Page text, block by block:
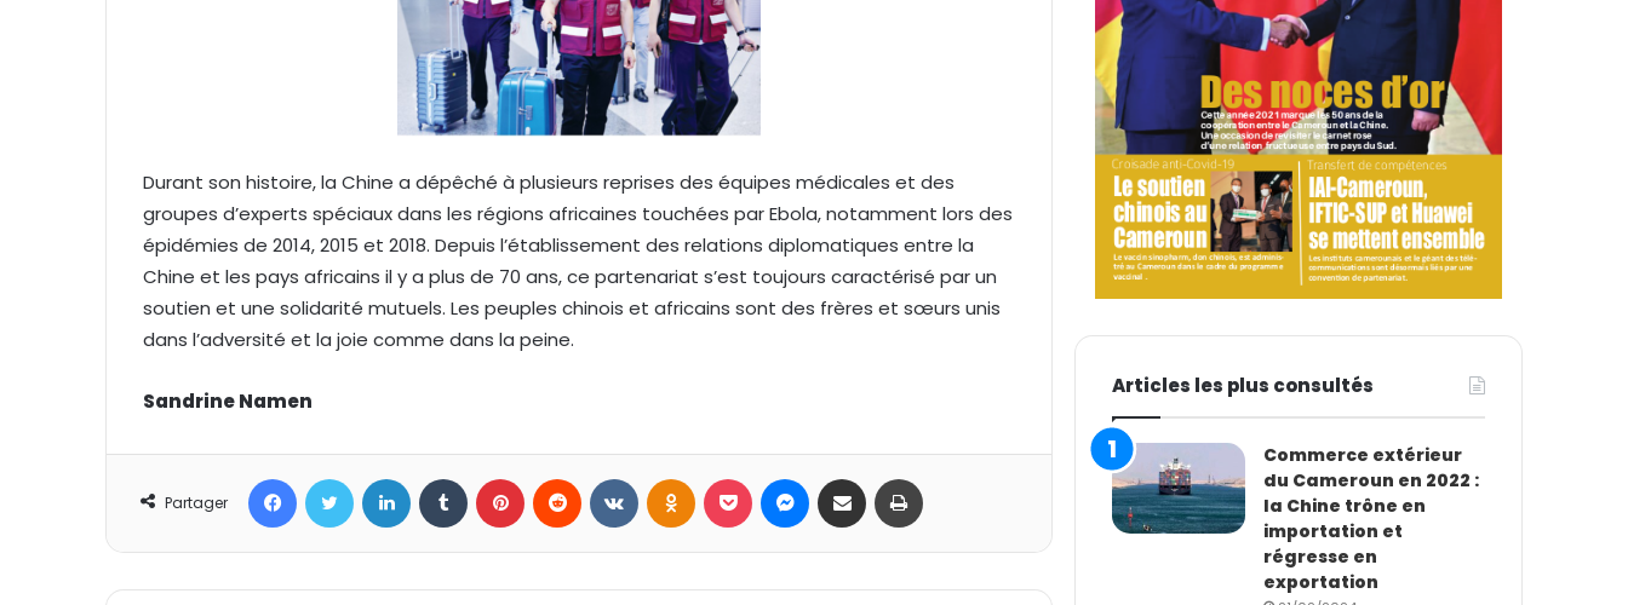
Durant son histoire, la Chine a dépêché à plusieurs reprises des équipes médicales et des
groupes d’experts spéciaux dans les régions africaines touchées par Ebola, notamment lors des
épidémies de 2014, 2015 et 2018. Depuis l’établissement des relations diplomatiques entre la
Chine et les pays africains il y a plus de 70 ans, ce partenariat s’est toujours caractérisé par un
soutien et une solidarité mutuels. Les peuples chinois et africains sont des frères et sœurs unis
dans l’adversité et la joie comme dans la peine.
Sandrine Namen
Partager
Articles les plus consultés
Commerce extérieur
du Cameroun en 2022 :
la Chine trône en
importation et
régresse en
exportation